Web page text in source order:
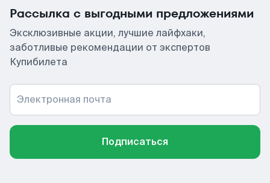
Рассылка с выгодными предложениями
Эксклюзивные акции, лучшие лайфхаки,
заботливые рекомендации от экспертов
Купибилета
Электронная почта
Подписаться